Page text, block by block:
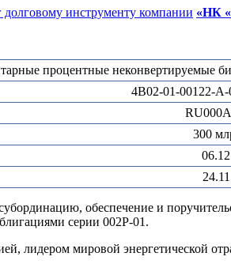
долговому инструменту компании «НК
процентные неконвертируемые
4B02-01-00122-A-
300
обеспечение и
серии 002Р-01.
лидером мировой энергетической